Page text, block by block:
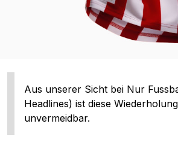
Aus unserer Sicht bei Nur
Headlines) ist diese
unvermeidbar.